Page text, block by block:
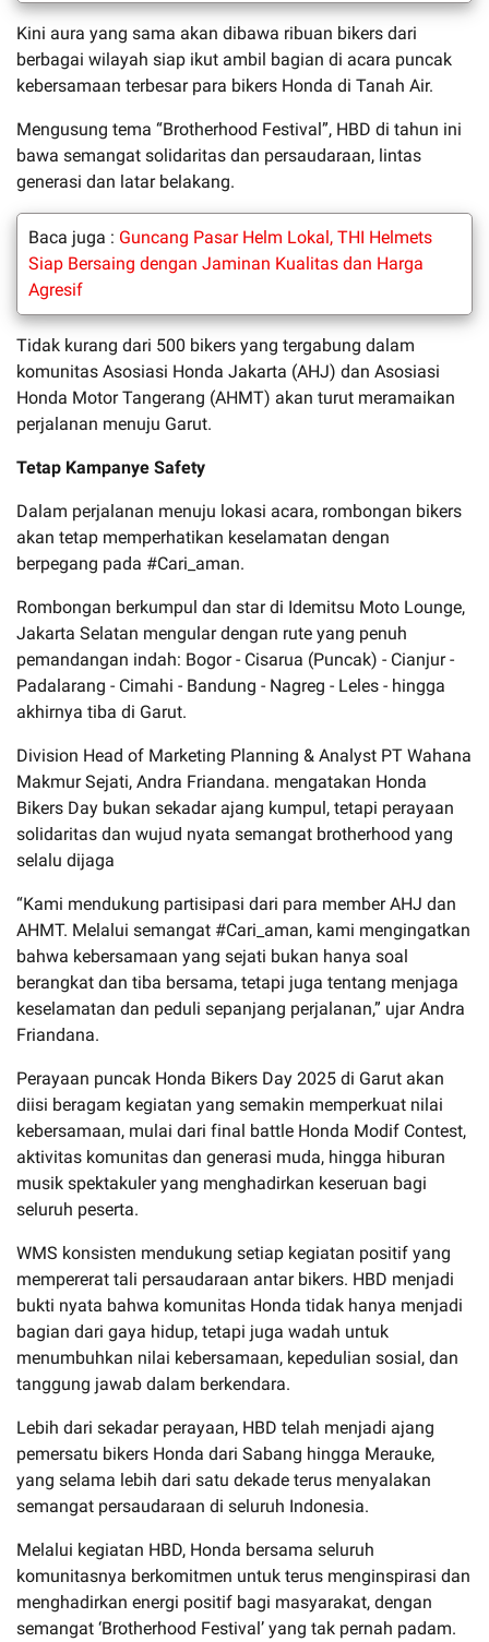
Kini aura yang sama akan dibawa ribuan bikers dari
berbagai wilayah siap ikut ambil bagian di acara puncak
kebersamaan terbesar para bikers Honda di Tanah Air.
Mengusung tema “Brotherhood Festival”, HBD di tahun ini
bawa semangat solidaritas dan persaudaraan, lintas
generasi dan latar belakang.
Baca juga : Guncang Pasar Helm Lokal, THI Helmets
Siap Bersaing dengan Jaminan Kualitas dan Harga
Agresif
Tidak kurang dari 500 bikers yang tergabung dalam
komunitas Asosiasi Honda Jakarta (AHJ) dan Asosiasi
Honda Motor Tangerang (AHMT) akan turut meramaikan
perjalanan menuju Garut.
Tetap Kampanye Safety
Dalam perjalanan menuju lokasi acara, rombongan bikers
akan tetap memperhatikan keselamatan dengan
berpegang pada #Cari_aman.
Rombongan berkumpul dan star di Idemitsu Moto Lounge,
Jakarta Selatan mengular dengan rute yang penuh
pemandangan indah: Bogor - Cisarua (Puncak) - Cianjur -
Padalarang - Cimahi - Bandung - Nagreg - Leles - hingga
akhirnya tiba di Garut.
Division Head of Marketing Planning & Analyst PT Wahana
Makmur Sejati, Andra Friandana. mengatakan Honda
Bikers Day bukan sekadar ajang kumpul, tetapi perayaan
solidaritas dan wujud nyata semangat brotherhood yang
selalu dijaga
“Kami mendukung partisipasi dari para member AHJ dan
AHMT. Melalui semangat #Cari_aman, kami mengingatkan
bahwa kebersamaan yang sejati bukan hanya soal
berangkat dan tiba bersama, tetapi juga tentang menjaga
keselamatan dan peduli sepanjang perjalanan,” ujar Andra
Friandana.
Perayaan puncak Honda Bikers Day 2025 di Garut akan
diisi beragam kegiatan yang semakin memperkuat nilai
kebersamaan, mulai dari final battle Honda Modif Contest,
aktivitas komunitas dan generasi muda, hingga hiburan
musik spektakuler yang menghadirkan keseruan bagi
seluruh peserta.
WMS konsisten mendukung setiap kegiatan positif yang
mempererat tali persaudaraan antar bikers. HBD menjadi
bukti nyata bahwa komunitas Honda tidak hanya menjadi
bagian dari gaya hidup, tetapi juga wadah untuk
menumbuhkan nilai kebersamaan, kepedulian sosial, dan
tanggung jawab dalam berkendara.
Lebih dari sekadar perayaan, HBD telah menjadi ajang
pemersatu bikers Honda dari Sabang hingga Merauke,
yang selama lebih dari satu dekade terus menyalakan
semangat persaudaraan di seluruh Indonesia.
Melalui kegiatan HBD, Honda bersama seluruh
komunitasnya berkomitmen untuk terus menginspirasi dan
menghadirkan energi positif bagi masyarakat, dengan
semangat ‘Brotherhood Festival’ yang tak pernah padam.